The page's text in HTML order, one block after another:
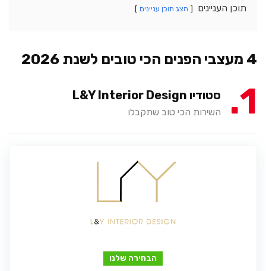
תוכן העניינים הצג תוכן עניינים
4 מעצבי הפנים הכי טובים לשנת 2026
1 סטודיו L&Y Interior Design
השירות הכי טוב שתקבלו
הבחירה שלנו